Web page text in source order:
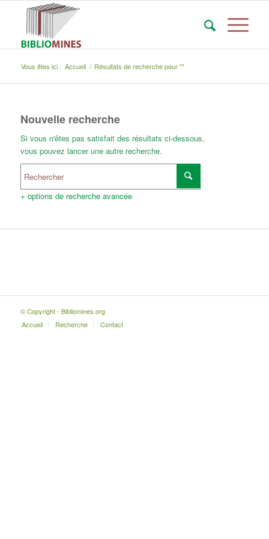
Vous êtes ici : Accueil / Résultats de recherche pour ""
Nouvelle recherche
Si vous n'êtes pas satisfait des résultats ci-dessous,
vous pouvez lancer une autre recherche.
+ options de recherche avancée
© Copyright - Bibliomines.org
Accueil
Recherche Contact